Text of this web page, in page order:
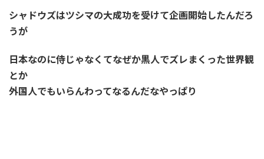
シャドウズはツシマの大成功を受けて企画開始したんだろ
うが
日本なのに侍じゃなくてなぜか黒人でズレまくった世界観
とか
外国人でもいらんわってなるんだなやっぱり